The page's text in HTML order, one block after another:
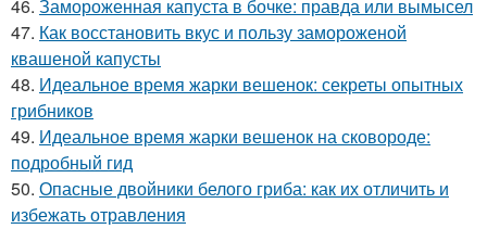
46. Замороженная капуста в бочке: правда или вымысел
47. Как восстановить вкус и пользу замороженой
квашеной капусты
48. Идеальное время жарки вешенок: секреты опытных
грибников
49. Идеальное время жарки вешенок на сковороде:
подробный гид
50. Опасные двойники белого гриба: как их отличить и
избежать отравления